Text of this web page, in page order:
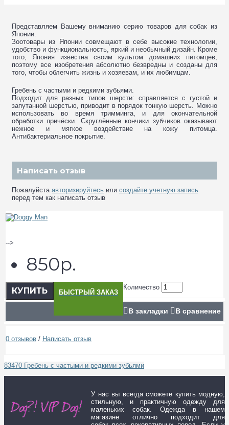
Представляем Вашему вниманию серию товаров для собак из
Японии.
Зоотовары из Японии совмещают в себе высокие технологии,
удобство и функциональность, яркий и необычный дизайн. Кроме
того, Япония известна своим культом домашних питомцев,
поэтому все изобретения абсолютно безвредны и созданы для
того, чтобы облегчить жизнь и хозяевам, и их любимцам.
Гребень с частыми и редкими зубьями.
Подходит для разных типов шерсти: справляется с густой и
запутанной шерстью, приводит в порядок тонкую шерсть. Можно
использовать во время тримминга, и для окончательной
обработки причёски. Скруглённые кончики зубчиков оказывают
нежное и мягкое воздействие на кожу питомца.
Антибактериальное покрытие.
Написать отзыв
Пожалуйста авторизируйтесь или создайте учетную запись
перед тем как написать отзыв
-->
850р.
Количество
КУПИТЬ БЫСТРЫЙ ЗАКАЗ
В закладки В сравнение
0 отзывов / Написать отзыв
83470 Гребень с частыми и редкими зубьями
У нас вы всегда сможете купить модную,
стильную, и практичную одежду для
маленьких собак. Одежда в нашем
магазине отлично подходит для